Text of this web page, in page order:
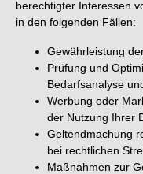
berechtigter Interessen
in den folgenden Fällen:
Gewährleistung
Prüfung und
Bedarfsanalyse
Werbung oder
der Nutzung Ihrer
Geltendmachung
bei rechtlichen
Maßnahmen zur